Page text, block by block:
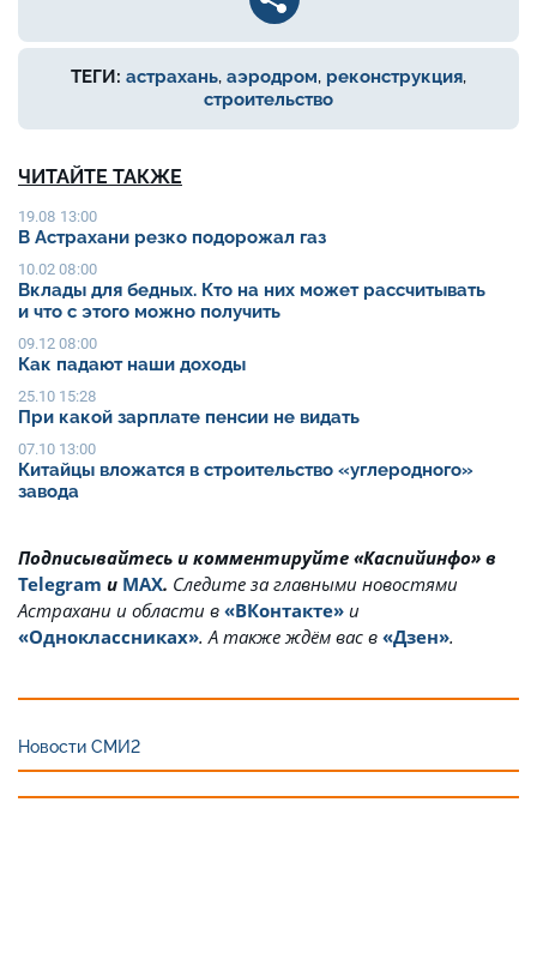
ТЕГИ: астрахань, аэродром, реконструкция,
строительство
ЧИТАЙТЕ ТАКЖЕ
19.08 13:00
В Астрахани резко подорожал газ
10.02 08:00
Вклады для бедных. Кто на них может рассчитывать
и что с этого можно получить
09.12 08:00
Как падают наши доходы
25.10 15:28
При какой зарплате пенсии не видать
07.10 13:00
Китайцы вложатся в строительство «углеродного»
завода
Подписывайтесь и комментируйте «Каспийинфо» в
Telegram и MAX. Cледите за главными новостями
Астрахани и области в «ВКонтакте» и
«Одноклассниках». А также ждём вас в «Дзен».
Новости СМИ2